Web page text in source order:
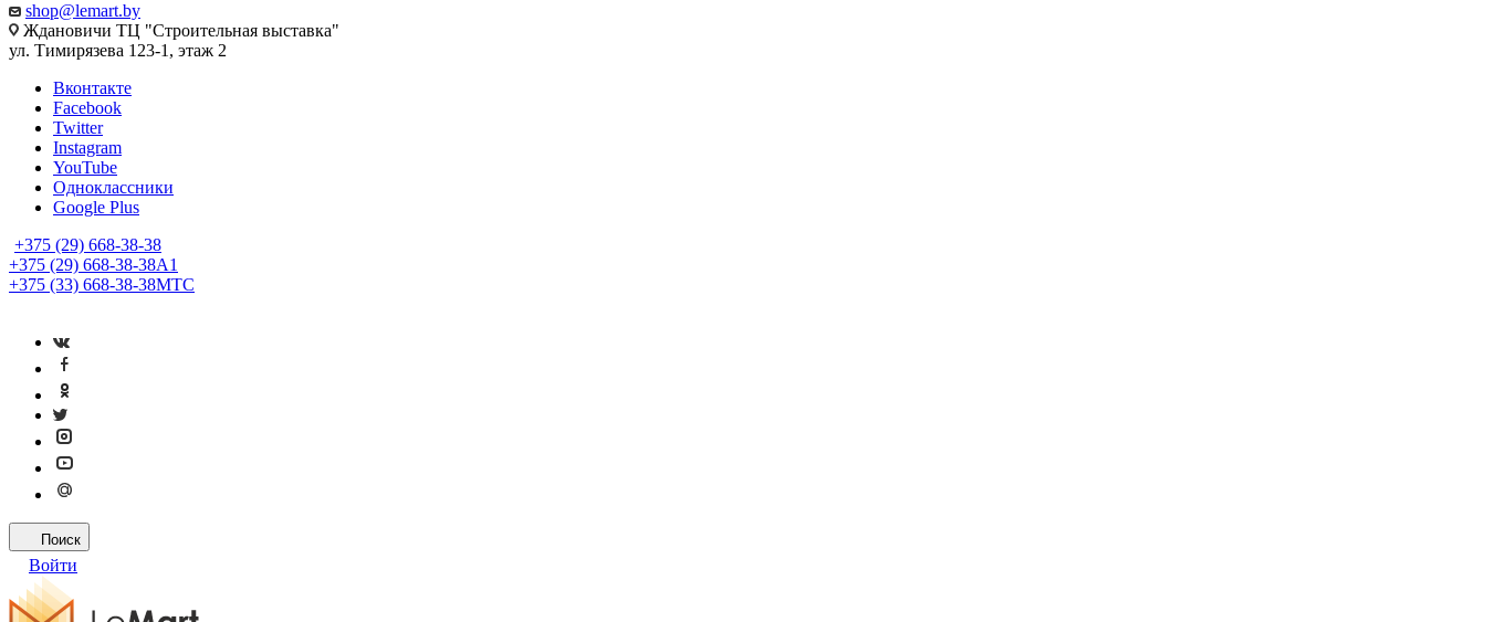
shop@lemart.by
Ждановичи ТЦ "Строительная выставка"
ул. Тимирязева 123-1, этаж 2
Вконтакте
Facebook
Twitter
Instagram
YouTube
Одноклассники
Google Plus
+375 (29) 668-38-38
+375 (29) 668-38-38A1
+375 (33) 668-38-38МТС
Поиск
Войти